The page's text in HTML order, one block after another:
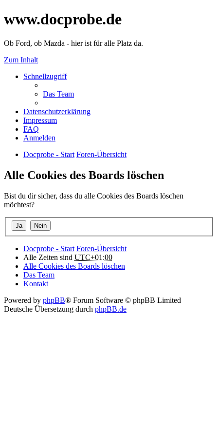
www.docprobe.de
Ob Ford, ob Mazda - hier ist für alle Platz da.
Zum Inhalt
Schnellzugriff
Das Team
Datenschutzerklärung
Impressum
FAQ
Anmelden
Docprobe - Start Foren-Übersicht
Alle Cookies des Boards löschen
Bist du dir sicher, dass du alle Cookies des Boards löschen
möchtest?
Docprobe - Start Foren-Übersicht
Alle Zeiten sind UTC+01:00
Alle Cookies des Boards löschen
Das Team
Kontakt
Powered by phpBB® Forum Software © phpBB Limited
Deutsche Übersetzung durch phpBB.de